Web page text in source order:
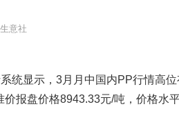
意社
统显示，3月月中国内PP行情高
价报盘价格8943.33元/吨，价格水